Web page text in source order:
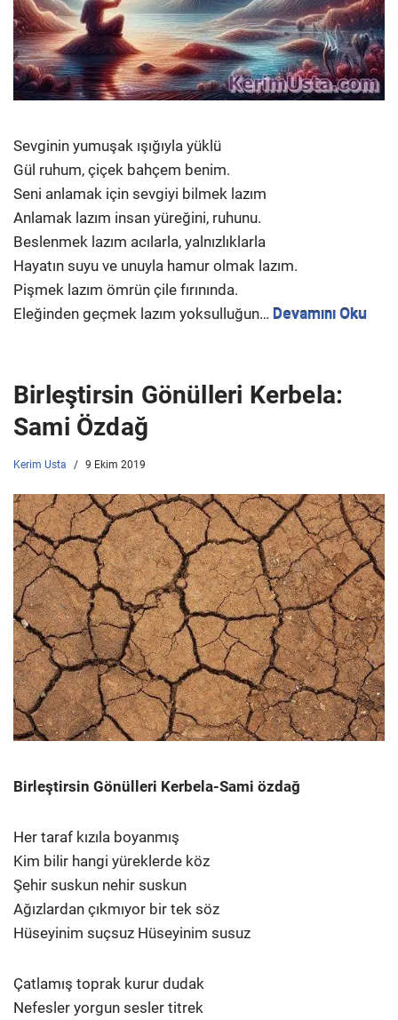
Sevginin yumuşak ışığıyla yüklü
Gül ruhum, çiçek bahçem benim.
Seni anlamak için sevgiyi bilmek lazım
Anlamak lazım insan yüreğini, ruhunu.
Beslenmek lazım acılarla, yalnızlıklarla
Hayatın suyu ve unuyla hamur olmak lazım.
Pişmek lazım ömrün çile fırınında.
Eleğinden geçmek lazım yoksulluğun… Devamını Oku
Birleştirsin Gönülleri Kerbela:
Sami Özdağ
Kerim Usta 9 Ekim 2019
Birleştirsin Gönülleri Kerbela-Sami özdağ
Her taraf kızıla boyanmış
Kim bilir hangi yüreklerde köz
Şehir suskun nehir suskun
Ağızlardan çıkmıyor bir tek söz
Hüseyinim suçsuz Hüseyinim susuz
Çatlamış toprak kurur dudak
Nefesler yorgun sesler titrek